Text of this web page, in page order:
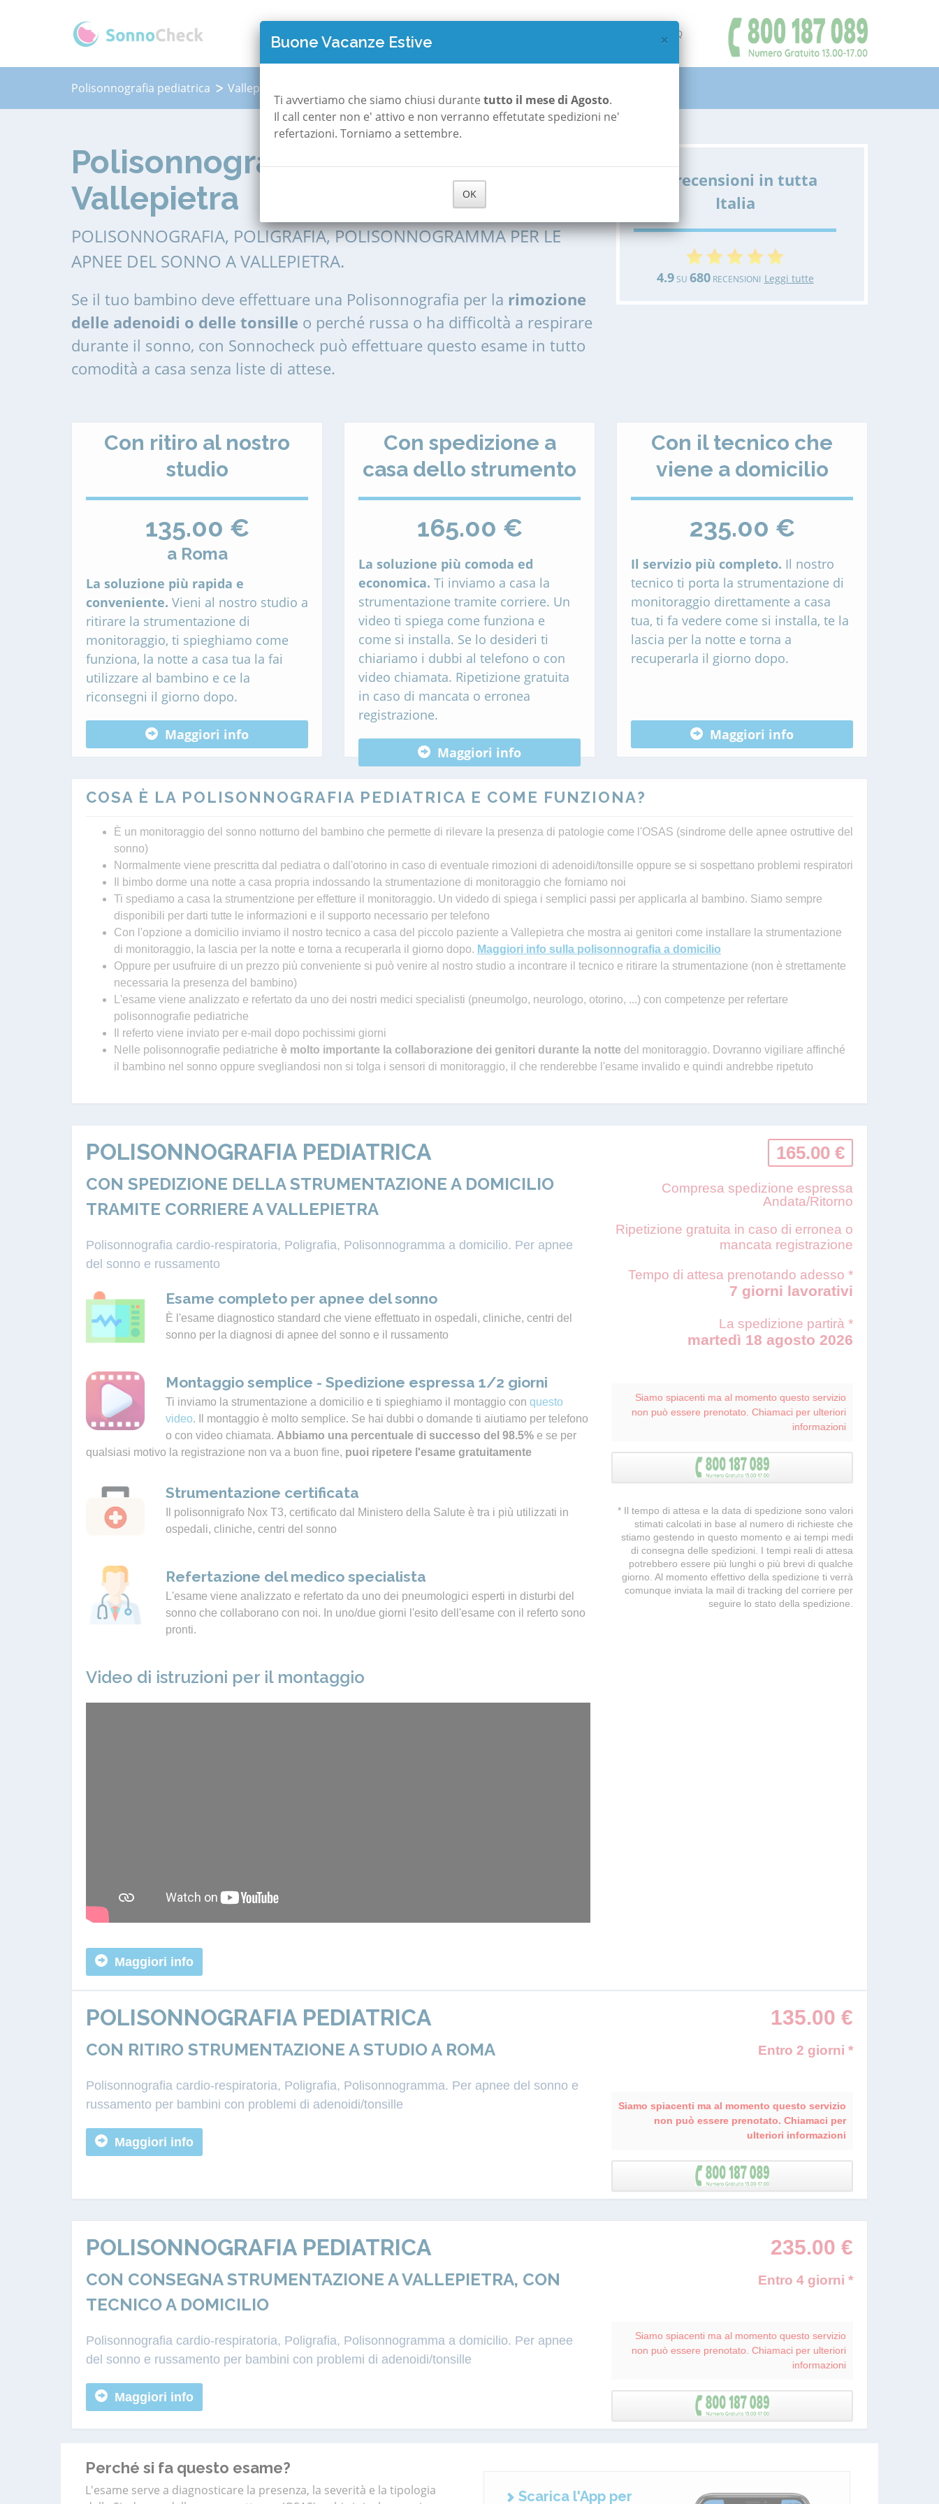
QUANTO COSTA POLISONNOGRAFIA FAQ
Polisonnografia pediatrica Vallepietra
Polisonnografia Pediatrica a
Vallepietra
POLISONNOGRAFIA, POLIGRAFIA, POLISONNOGRAMMA PER LE
APNEE DEL SONNO A VALLEPIETRA.
Se il tuo bambino deve effettuare una Polisonnografia per la rimozione
delle adenoidi o delle tonsille o perché russa o ha difficoltà a respirare
durante il sonno, con Sonnocheck può effettuare questo esame in tutto
comodità a casa senza liste di attese.
Le recensioni in tutta
Italia
4.9SU 680RECENSIONI Leggi tutte
Con ritiro al nostro
studio
135.00 €
a Roma
La soluzione più rapida e
conveniente. Vieni al nostro studio a
ritirare la strumentazione di
monitoraggio, ti spieghiamo come
funziona, la notte a casa tua la fai
utilizzare al bambino e ce la
riconsegni il giorno dopo.
Maggiori info
Con spedizione a
casa dello strumento
165.00 €
La soluzione più comoda ed
economica. Ti inviamo a casa la
strumentazione tramite corriere. Un
video ti spiega come funziona e
come si installa. Se lo desideri ti
chiariamo i dubbi al telefono o con
video chiamata. Ripetizione gratuita
in caso di mancata o erronea
registrazione.
Maggiori info
Con il tecnico che
viene a domicilio
235.00 €
Il servizio più completo. Il nostro
tecnico ti porta la strumentazione di
monitoraggio direttamente a casa
tua, ti fa vedere come si installa, te la
lascia per la notte e torna a
recuperarla il giorno dopo.
Maggiori info
COSA È LA POLISONNOGRAFIA PEDIATRICA E COME FUNZIONA?
È un monitoraggio del sonno notturno del bambino che permette di rilevare la presenza di patologie come l'OSAS (sindrome delle apnee ostruttive del
sonno)
Normalmente viene prescritta dal pediatra o dall'otorino in caso di eventuale rimozioni di adenoidi/tonsille oppure se si sospettano problemi respiratori
Il bimbo dorme una notte a casa propria indossando la strumentazione di monitoraggio che forniamo noi
Ti spediamo a casa la strumentzione per effetture il monitoraggio. Un videdo di spiega i semplici passi per applicarla al bambino. Siamo sempre
disponibili per darti tutte le informazioni e il supporto necessario per telefono
Con l'opzione a domicilio inviamo il nostro tecnico a casa del piccolo paziente a Vallepietra che mostra ai genitori come installare la strumentazione
di monitoraggio, la lascia per la notte e torna a recuperarla il giorno dopo. Maggiori info sulla polisonnografia a domicilio
Oppure per usufruire di un prezzo più conveniente si può venire al nostro studio a incontrare il tecnico e ritirare la strumentazione (non è strettamente
necessaria la presenza del bambino)
L'esame viene analizzato e refertato da uno dei nostri medici specialisti (pneumolgo, neurologo, otorino, ...) con competenze per refertare
polisonnografie pediatriche
Il referto viene inviato per e-mail dopo pochissimi giorni
Nelle polisonnografie pediatriche è molto importante la collaborazione dei genitori durante la notte del monitoraggio. Dovranno vigiliare affinché
il bambino nel sonno oppure svegliandosi non si tolga i sensori di monitoraggio, il che renderebbe l'esame invalido e quindi andrebbe ripetuto
POLISONNOGRAFIA PEDIATRICA
CON SPEDIZIONE DELLA STRUMENTAZIONE A DOMICILIO
TRAMITE CORRIERE A VALLEPIETRA
Polisonnografia cardio-respiratoria, Poligrafia, Polisonnogramma a domicilio. Per apnee
del sonno e russamento
Esame completo per apnee del sonno
È l'esame diagnostico standard che viene effettuato in ospedali, cliniche, centri del
sonno per la diagnosi di apnee del sonno e il russamento
Montaggio semplice - Spedizione espressa 1/2 giorni
Ti inviamo la strumentazione a domicilio e ti spieghiamo il montaggio con questo
video. Il montaggio è molto semplice. Se hai dubbi o domande ti aiutiamo per telefono
o con video chiamata. Abbiamo una percentuale di successo del 98.5% e se per
qualsiasi motivo la registrazione non va a buon fine, puoi ripetere l'esame gratuitamente
Strumentazione certificata
Il polisonnigrafo Nox T3, certificato dal Ministero della Salute è tra i più utilizzati in
ospedali, cliniche, centri del sonno
Refertazione del medico specialista
L'esame viene analizzato e refertato da uno dei pneumologici esperti in disturbi del
sonno che collaborano con noi. In uno/due giorni l'esito dell'esame con il referto sono
pronti.
Video di istruzioni per il montaggio
Maggiori info
165.00 €
Compresa spedizione espressa
Andata/Ritorno
Ripetizione gratuita in caso di erronea o
mancata registrazione
Tempo di attesa prenotando adesso *
7 giorni lavorativi
La spedizione partirà *
martedì 18 agosto 2026
Siamo spiacenti ma al momento questo servizio
non può essere prenotato. Chiamaci per ulteriori
informazioni
* Il tempo di attesa e la data di spedizione sono valori
stimati calcolati in base al numero di richieste che
stiamo gestendo in questo momento e ai tempi medi
di consegna delle spedizioni. I tempi reali di attesa
potrebbero essere più lunghi o più brevi di qualche
giorno. Al momento effettivo della spedizione ti verrà
comunque inviata la mail di tracking del corriere per
seguire lo stato della spedizione.
POLISONNOGRAFIA PEDIATRICA
CON RITIRO STRUMENTAZIONE A STUDIO A ROMA
Polisonnografia cardio-respiratoria, Poligrafia, Polisonnogramma. Per apnee del sonno e
russamento per bambini con problemi di adenoidi/tonsille
Maggiori info
135.00 €
Entro 2 giorni *
Siamo spiacenti ma al momento questo servizio
non può essere prenotato. Chiamaci per
ulteriori informazioni
POLISONNOGRAFIA PEDIATRICA
CON CONSEGNA STRUMENTAZIONE A VALLEPIETRA, CON
TECNICO A DOMICILIO
Polisonnografia cardio-respiratoria, Poligrafia, Polisonnogramma a domicilio. Per apnee
del sonno e russamento per bambini con problemi di adenoidi/tonsille
Maggiori info
235.00 €
Entro 4 giorni *
Siamo spiacenti ma al momento questo servizio
non può essere prenotato. Chiamaci per ulteriori
informazioni
Perché si fa questo esame?
L'esame serve a diagnosticare la presenza, la severità e la tipologia
Scarica l'App per
×
Buone Vacanze Estive
Ti avvertiamo che siamo chiusi durante tutto il mese di Agosto.
Il call center non e' attivo e non verranno effetutate spedizioni ne'
refertazioni. Torniamo a settembre.
OK